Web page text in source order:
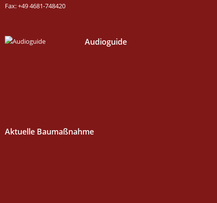
Fax: +49 4681-748420
Audioguide
Aktuelle Baumaßnahme